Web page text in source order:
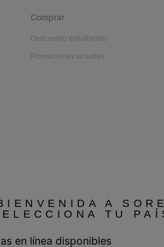
Comprar
Descuento estudiantes
Promociones actuales
A
TU
en línea disponibles